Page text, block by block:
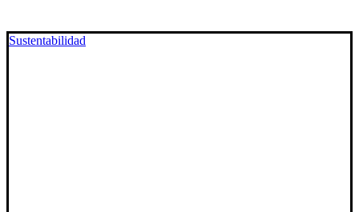
Sustentabilidad